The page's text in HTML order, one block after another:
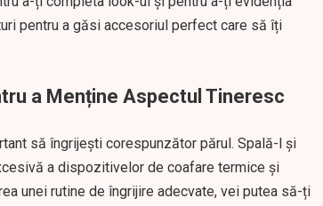
pentru a găsi accesoriul perfect care să îți
a Menține Aspectul Tineresc
să îngrijești corespunzător părul. Spală-l și
a dispozitivelor de coafare termice și
unei rutine de îngrijire adecvate, vei putea să-ți